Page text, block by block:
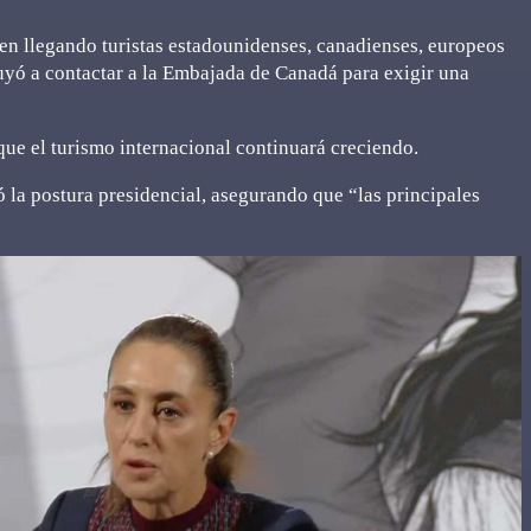
llegando turistas estadounidenses, canadienses, europeos
a contactar a la Embajada de Canadá para exigir una
el turismo internacional continuará creciendo.
postura presidencial, asegurando que “las principales